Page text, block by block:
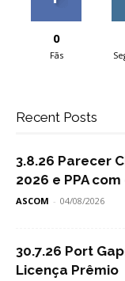
0
Fãs
Recent Posts
3.8.26 Parecer
2026 e PPA
ASCOM - 04/08/2026
30.7.26 Port
Licença Prêmio